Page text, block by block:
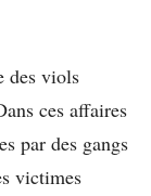
des viols
ces affaires
par des gangs
victimes